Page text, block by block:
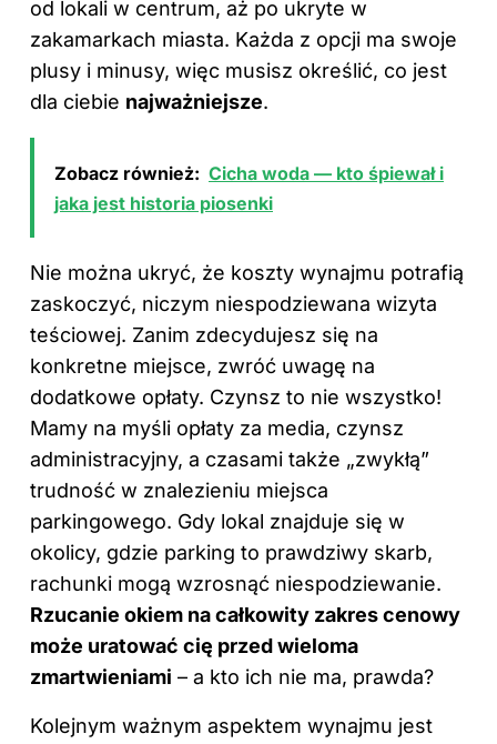
od lokali w centrum, aż po ukryte w
zakamarkach miasta. Każda z opcji ma swoje
plusy i minusy, więc musisz określić, co jest
dla ciebie najważniejsze.
Zobacz również: Cicha woda — kto śpiewał i
jaka jest historia piosenki
Nie można ukryć, że koszty wynajmu potrafią
zaskoczyć, niczym niespodziewana wizyta
teściowej. Zanim zdecydujesz się na
konkretne miejsce, zwróć uwagę na
dodatkowe opłaty. Czynsz to nie wszystko!
Mamy na myśli opłaty za media, czynsz
administracyjny, a czasami także „zwykłą”
trudność w znalezieniu miejsca
parkingowego. Gdy lokal znajduje się w
okolicy, gdzie parking to prawdziwy skarb,
rachunki mogą wzrosnąć niespodziewanie.
Rzucanie okiem na całkowity zakres cenowy
może uratować cię przed wieloma
zmartwieniami – a kto ich nie ma, prawda?
Kolejnym ważnym aspektem wynajmu jest